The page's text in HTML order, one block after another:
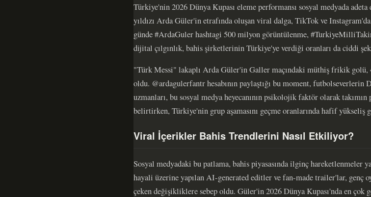
Türkiye'nin 2026 Dünya Kupası eleme performansı sosyal medyada
yıldızı Arda Güler'in etrafında oluşan viral dalga, TikTok ve
günde #ArdaGuler hashtagi 500 milyon görüntülenme,
dijital çılgınlık, bahis şirketlerinin Türkiye'ye verdiği oranları da ciddi
"Türk Messi" lakaplı Arda Güler'in Galler maçındaki müthiş frikik
oldu. @ardagulerfantr hesabının paylaştığı bu moment,
uzmanları, bu sosyal medya heyecanının psikolojik faktör olarak
belirtirken, Türkiye'nin grup aşamasını geçme oranlarında hafif yükseliş
Viral İçerikler Bahis Trendlerini Nasıl Etkiliyor?
Sosyal medyadaki bu patlama, bahis piyasasında ilginç
hayali üzerine yapılan AI-generated editler ve fan-made trailer'lar, genç
çeken değişikliklere sebep oldu. Güler'in 2026 Dünya Kupası'nda en çok